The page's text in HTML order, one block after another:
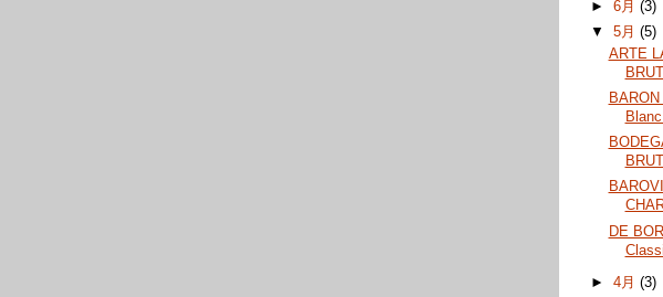
►6月(3)
▼5月(5)
ARTE
BRUT
BRUT
DE
►4月(3)